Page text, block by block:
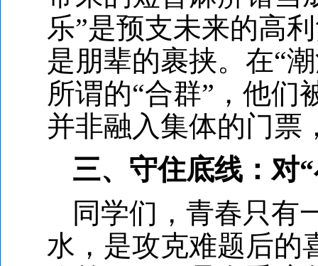
乐”是预支未来的高
是朋辈的裹挟。在“
所谓的“合群”，他们
并非融入集体的门票
三、守住底线：对
同学们，青春只有
水，是攻克难题后的